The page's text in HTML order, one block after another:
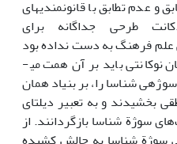
عدم تطابق با قانون­مندی­های
طرحی جداگانه برای
فرهنگ به دست نداده بود
نوکانتی باید بر آن همت می­
شناسا را، بر بنیاد همان
بخشیدند و به تعبیر دیلتای
سوژة شناسا بازگردانند. از